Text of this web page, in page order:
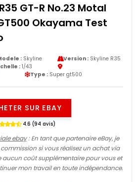
GT-R No.23 Motal
Okayama Test
: Skyline Version :Skyline R35
: 1/43
Type : Super gt500
SUR EBAY
4.6 (94 avis)
ebay: En tant que partenaire eBay, je
si vous réalisez un achat via
aucun coût supplémentaire pour vous et
mon travail en toute indépendance.